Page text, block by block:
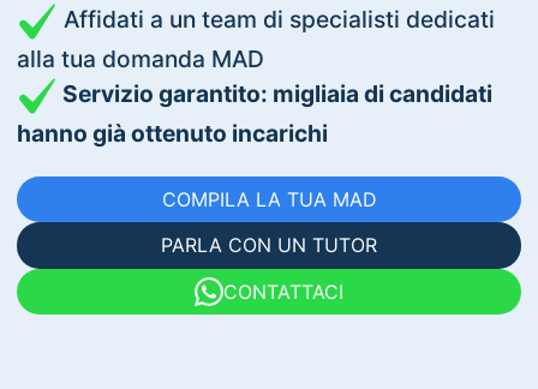
Affidati a un team di specialisti dedicati
alla tua domanda MAD
Servizio garantito: migliaia di candidati
hanno già ottenuto incarichi
COMPILA LA TUA MAD
PARLA CON UN TUTOR
CONTATTACI